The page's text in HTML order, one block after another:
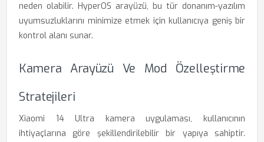
neden olabilir. HyperOS arayüzü, bu tür donanım-yazılım
uyumsuzluklarını minimize etmek için kullanıcıya geniş bir
kontrol alanı sunar.
Kamera Arayüzü Ve Mod Özelleştirme
Stratejileri
Xiaomi 14 Ultra kamera uygulaması, kullanıcının
ihtiyaçlarına göre şekillendirilebilir bir yapıya sahiptir.